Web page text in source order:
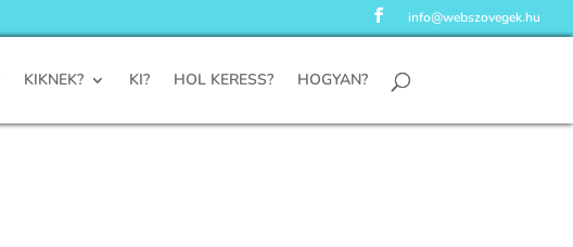
info@webszovegek.hu
KIKNEK? KI? HOL KERESS? HOGYAN?